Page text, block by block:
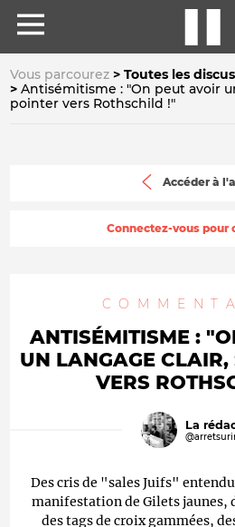
Vous parcourez
Toutes les
Antisémitisme : "On peut avoir
pointer vers Rothschild !"
Accéder à
Connectez-vous pour
ANTISÉMITISME :
UN LANGAGE CLAIR,
VERS
La
Des cris de "sales Juifs"
manifestation de Gilets jaunes,
des tags de croix gammées,